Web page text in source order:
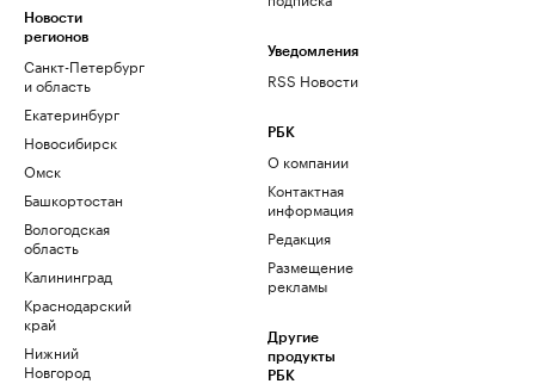
Новости
регионов
Санкт-Петербург
и область
Екатеринбург
Новосибирск
Омск
Башкортостан
Вологодская
область
Калининград
Краснодарский
край
Нижний
Новгород
Уведомления
RSS Новости
РБК
О компании
Контактная
информация
Редакция
Размещение
рекламы
Другие
продукты
РБК